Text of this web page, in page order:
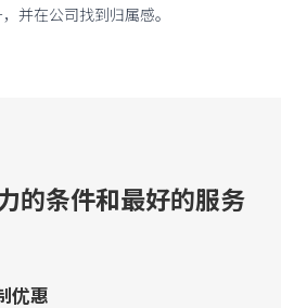
并在公司找到归属感。
的条件和最好的服务
优惠